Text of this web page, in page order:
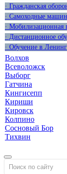
· Гражданская
· Самоходные
· Мобилизационная
· Дистанционное
· Обучение в
Волхов
Всеволожск
Выборг
Гатчина
Кингисепп
Кириши
Кировск
Колпино
Сосновый Бор
Тихвин